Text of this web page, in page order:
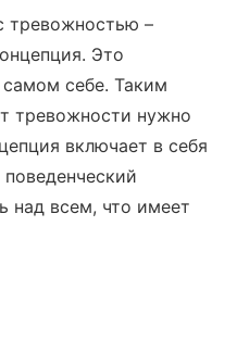
тревожностью –
Это
самом себе. Таким
тревожности нужно
включает в себя
над всем, что имеет